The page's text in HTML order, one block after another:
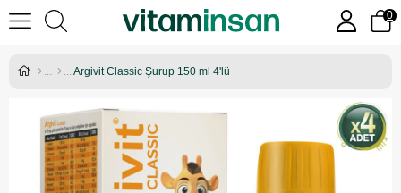
0
Argivit Classic Şurup 150 ml 4'lü